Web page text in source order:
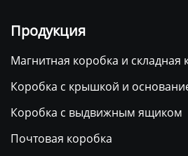
Продукция
Магнитная коробка и складная
Коробка с крышкой и
Коробка с выдвижным ящиком
Почтовая коробка